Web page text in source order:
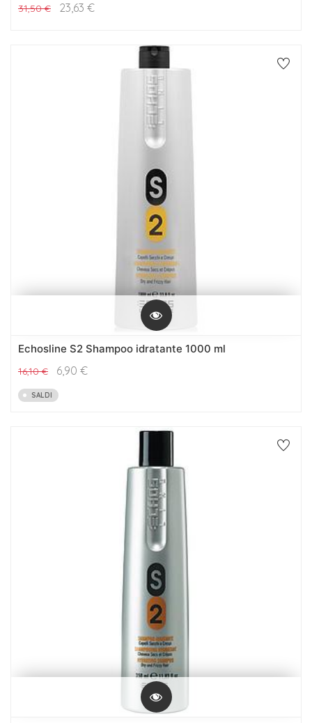
31,50€ 23,63 €
Echosline S2 Shampoo idratante 1000 ml
16,10€ 6,90 €
SALDI